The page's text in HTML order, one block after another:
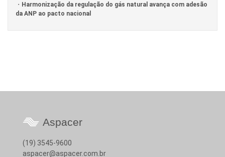
Harmonização da regulação do gás natural avança com adesão
da ANP ao pacto nacional
Aspacer
(19) 3545-9600
aspacer@aspacer.com.br